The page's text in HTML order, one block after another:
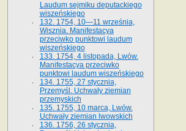
Laudum sejmiku deputackiego
wiszeńskiego
132. 1754, 10—11 września,
Wisznia. Manifestacya
przeciwko punktowi laudum
wiszeńskiego
133. 1754, 4 listopada, Lwów.
Manifestacya przeciwko
punktowi laudum wiszeńskiego
134. 1755, 27 stycznia,
Przemyśl. Uchwały ziemian
przemyskich
135. 1755, 10 marca, Lwów.
Uchwały ziemian lwowskich
136. 1756, 26 stycznia,